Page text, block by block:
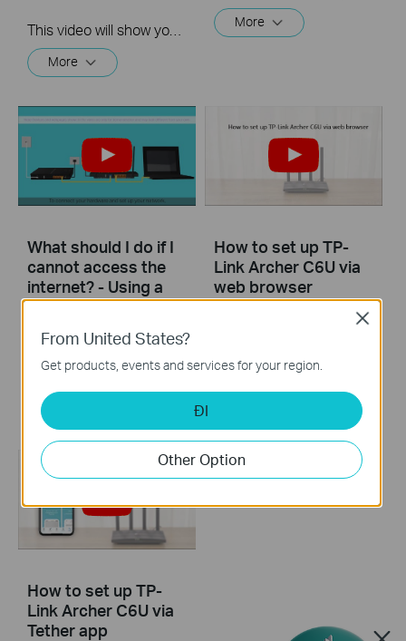
More
More
What should I do if I
cannot access the
internet? - Using a
DSL modem and a
If you can’t access the internet using a DSL modem and TP-Link router, this video can help you solve the problem.
How to set up TP-
Link Archer C6U via
web browser
How to set up TP-
Link Archer C6U via
Tether app
From United States?
Get products, events and services for your region.
ĐI
Other Option
Close